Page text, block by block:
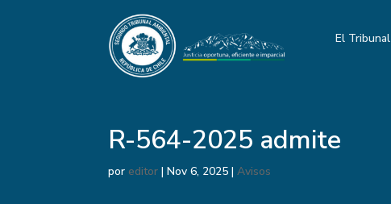
El Tribunal
R-564-2025 admite
por editor |Nov 6, 2025 |Avisos